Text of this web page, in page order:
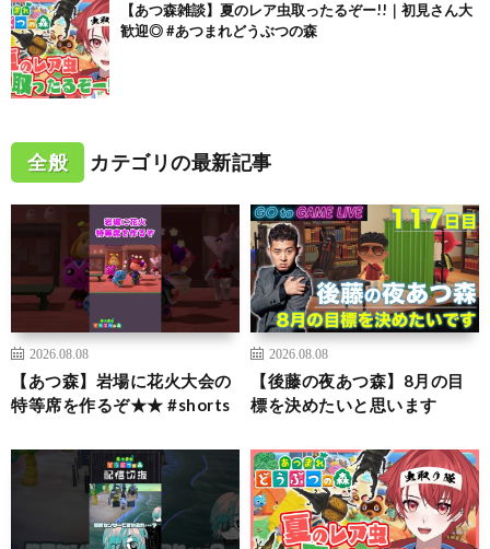
【あつ森雑談】夏のレア虫取ったるぞー!!｜初見さん大
歓迎◎ #あつまれどうぶつの森
全般 カテゴリの最新記事
2026.08.08
【あつ森】岩場に花火大会の
特等席を作るぞ★★ #shorts
2026.08.08
【後藤の夜あつ森】8月の目
標を決めたいと思います